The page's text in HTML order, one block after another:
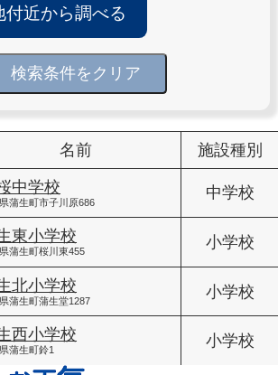
付近から調べる
検索条件をクリア
名前 施設種別
中学校
蒲生町市子川原686
中学校
東小学校
蒲生町桜川東455
小学校
北小学校
蒲生町蒲生堂1287
小学校
西小学校
蒲生町鈴1
小学校